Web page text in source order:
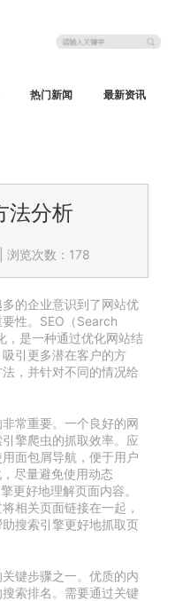
热门新闻 最新资讯
法分析
浏览次数：178
的企业意识到了网站优
性。SEO（Search
是一种通过优化网站结
引更多潜在客户的方
，并针对不同的情况给
常重要。一个良好的网
擎爬虫的抓取效率。应
面包屑导航，便于用户
尽量避免使用动态
更好地理解页面内容。
相关页面链接在一起，
搜索引擎更好地抓取页
键步骤之一。优质的内
索排名。需要通过关键